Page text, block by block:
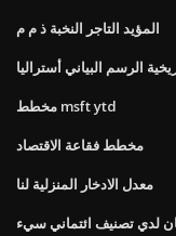
المؤيد التاجر النخبة ذ م م
الرسم البياني أستراليا
مخطط msft ytd
مخطط فقاعة الاقتصاد
معدل الادخار المنزلية لنا
لدي تصنيف ائتماني سيء